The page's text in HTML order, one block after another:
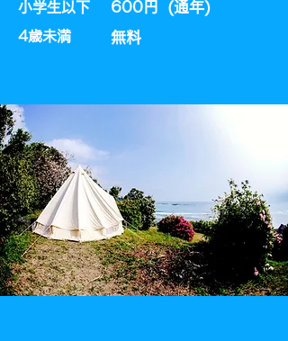
小学生以下
​4歳未満
600円 (通年)​
​無料